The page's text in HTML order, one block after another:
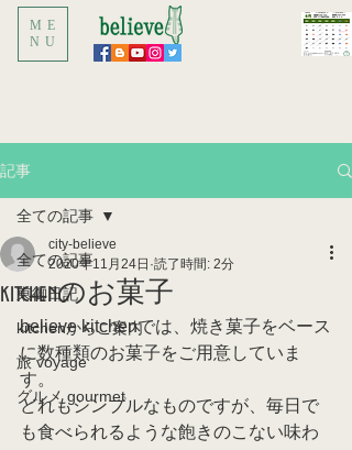
ME
NU
記事
全ての記事
東御日記
kitchenからご案内
旅 voyage
グルメ gourmet
全ての記事
kitchenのお菓子
city-believe
2020年11月24日 読了時間: 2分
believe kitchenでは、焼き菓子をベース
に数種類のお菓子をご用意していま
す。
どれもシンプルなものですが、毎日で
も食べられるような飽きのこない味わ